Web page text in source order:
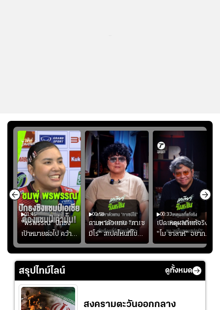
01:45
"พรพรรณ" ปักธง
เป้าหมายต่อไป คว้า
แชมป์ชิงแชมป์
เอเชีย เพื่อตั๋ว
โอลิมปิก
00:58
ตามหาตัวแทน "กาเซ
มีโร่" สเปคไหนที่ใช่
สำหรับแมนยูยุค
"คาร์ริค 2.0"?
00:33
เปิดเหตุผลที่แท้จริงที่
"โม ซาลาห์" อยาก
ย้ายซบ "แทร็บซอนส
ปอร์"
สรุปไทม์ไลน์ ดูทั้งหมด
สงครามตะวันออกกลาง